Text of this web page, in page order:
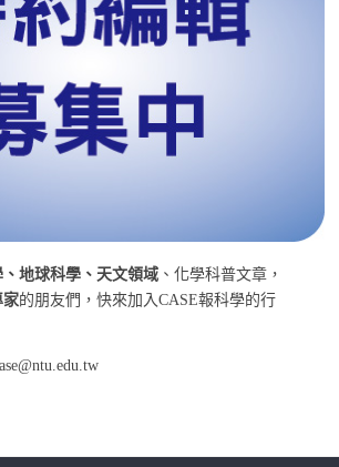
、地球科學、天文領域 、化學科普文章，
家的朋友們，快來加入CASE報科學的行